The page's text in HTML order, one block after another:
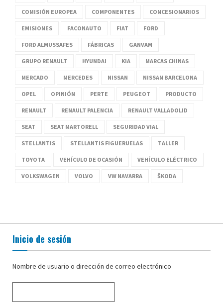
COMISIÓN EUROPEA COMPONENTES CONCESIONARIOS
EMISIONES FACONAUTO FIAT FORD
FORD ALMUSSAFES FÁBRICAS GANVAM
GRUPO RENAULT HYUNDAI KIA MARCAS CHINAS
MERCADO MERCEDES NISSAN NISSAN BARCELONA
OPEL OPINIÓN PERTE PEUGEOT PRODUCTO
RENAULT RENAULT PALENCIA RENAULT VALLADOLID
SEAT SEAT MARTORELL SEGURIDAD VIAL
STELLANTIS STELLANTIS FIGUERUELAS TALLER
TOYOTA VEHÍCULO DE OCASIÓN VEHÍCULO ELÉCTRICO
VOLKSWAGEN VOLVO VW NAVARRA ŠKODA
Inicio de sesión
Nombre de usuario o dirección de correo electrónico